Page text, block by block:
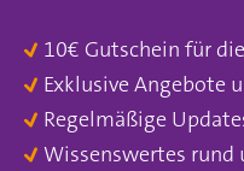
10€ Gutschein für
Exklusive Angebote
Regelmäßige
Wissenswertes rund